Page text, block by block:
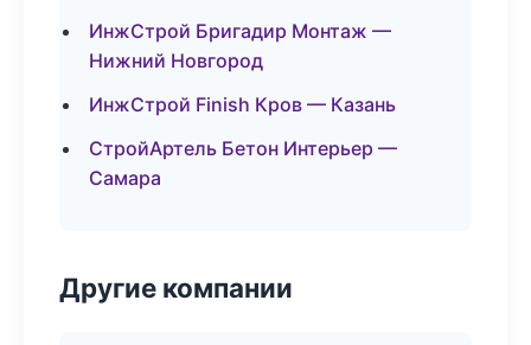
ИнжСтрой Бригадир Монтаж —
Нижний Новгород
ИнжСтрой Finish Кров — Казань
СтройАртель Бетон Интерьер —
Самара
Другие компании